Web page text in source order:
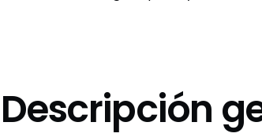
Descripción